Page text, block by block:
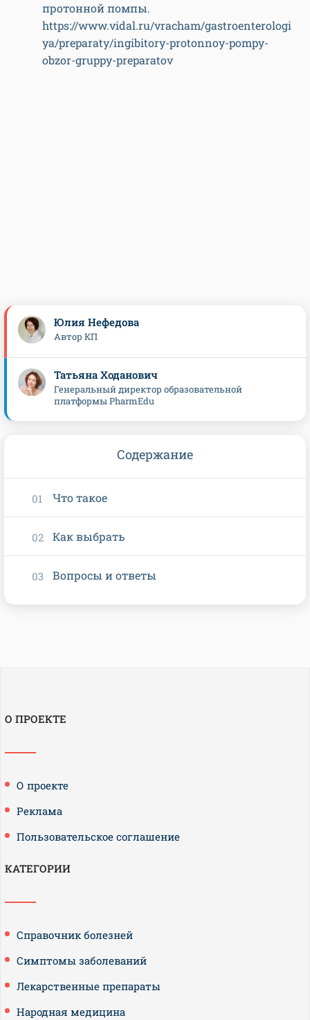
протонной помпы.
https://www.vidal.ru/vracham/gastroenterologi
ya/preparaty/ingibitory-protonnoy-pompy-
obzor-gruppy-preparatov
Юлия Нефедова
Автор КП
Татьяна Ходанович
Генеральный директор образовательной
платформы PharmEdu
Содержание
Что такое
Как выбрать
Вопросы и ответы
О ПРОЕКТЕ
О проекте
Реклама
Пользовательское соглашение
КАТЕГОРИИ
Справочник болезней
Симптомы заболеваний
Лекарственные препараты
Народная медицина